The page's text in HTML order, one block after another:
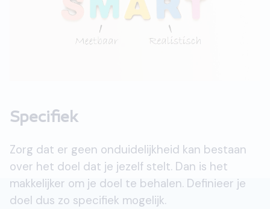
Specifiek
Zorg dat er geen onduidelijkheid kan bestaan
over het doel dat je jezelf stelt. Dan is het
makkelijker om je doel te behalen. Definieer je
doel dus zo specifiek mogelijk.